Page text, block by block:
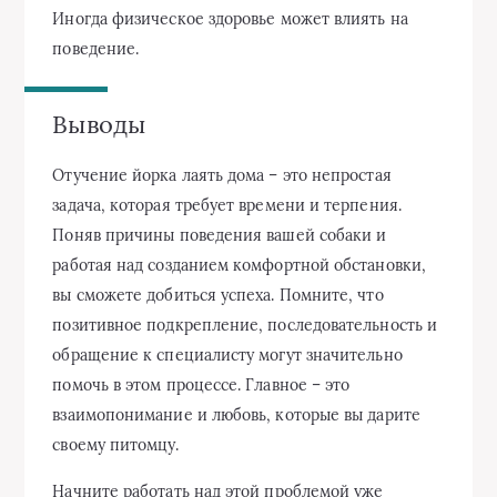
Иногда физическое здоровье может влиять на
поведение.
Выводы
Отучение йорка лаять дома – это непростая
задача, которая требует времени и терпения.
Поняв причины поведения вашей собаки и
работая над созданием комфортной обстановки,
вы сможете добиться успеха. Помните, что
позитивное подкрепление, последовательность и
обращение к специалисту могут значительно
помочь в этом процессе. Главное – это
взаимопонимание и любовь, которые вы дарите
своему питомцу.
Начните работать над этой проблемой уже